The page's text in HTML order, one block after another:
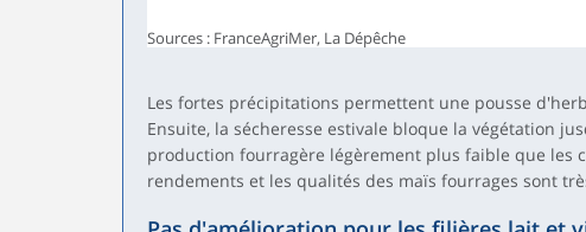
Sources : FranceAgriMer, La Dépêche
Les fortes précipitations permettent une pousse
Ensuite, la sécheresse estivale bloque la végétation
production fourragère légèrement plus faible que les
rendements et les qualités des maïs fourrages sont